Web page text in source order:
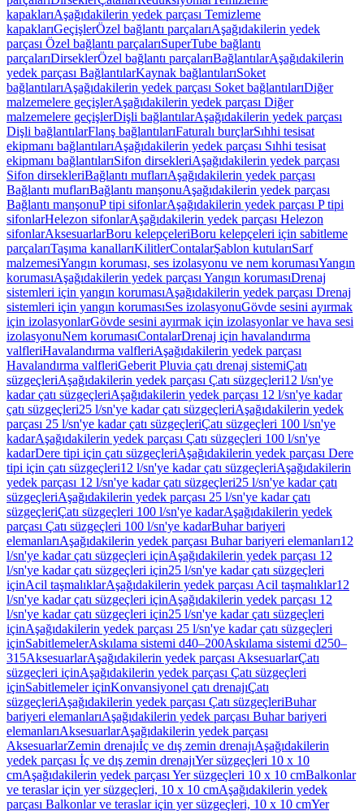
kapaklarıAşağıdakilerin yedek parçası Temizleme
kapaklarıGeçişlerÖzel bağlantı parçalarıAşağıdakilerin yedek
parçası Özel bağlantı parçalarıSuperTube bağlantı
parçalarıDirseklerÖzel bağlantı parçalarıBağlantılarAşağıdakilerin
yedek parçası BağlantılarKaynak bağlantılarıSoket
bağlantılarıAşağıdakilerin yedek parçası Soket bağlantılarıDiğer
malzemelere geçişlerAşağıdakilerin yedek parçası Diğer
malzemelere geçişlerDişli bağlantılarAşağıdakilerin yedek parçası
Dişli bağlantılarFlanş bağlantılarıFaturalı burçlarSıhhi tesisat
ekipmanı bağlantılarıAşağıdakilerin yedek parçası Sıhhi tesisat
ekipmanı bağlantılarıSifon dirsekleriAşağıdakilerin yedek parçası
Sifon dirsekleriBağlantı muflarıAşağıdakilerin yedek parçası
Bağlantı muflarıBağlantı manşonuAşağıdakilerin yedek parçası
Bağlantı manşonuP tipi sifonlarAşağıdakilerin yedek parçası P tipi
sifonlarHelezon sifonlarAşağıdakilerin yedek parçası Helezon
sifonlarAksesuarlarBoru kelepçeleriBoru kelepçeleri için sabitleme
parçalarıTaşıma kanallarıKilitlerContalarŞablon kutularıSarf
malzemesiYangın koruması, ses izolasyonu ve nem korumasıYangın
korumasıAşağıdakilerin yedek parçası Yangın korumasıDrenaj
sistemleri için yangın korumasıAşağıdakilerin yedek parçası Drenaj
sistemleri için yangın korumasıSes izolasyonuGövde sesini ayırmak
için izolasyonlarGövde sesini ayırmak için izolasyonlar ve hava sesi
izolasyonuNem korumasıContalarDrenaj için havalandırma
valfleriHavalandırma valfleriAşağıdakilerin yedek parçası
Havalandırma valfleriGeberit Pluvia çatı drenaj sistemiÇatı
süzgeçleriAşağıdakilerin yedek parçası Çatı süzgeçleri12 l/sn'ye
kadar çatı süzgeçleriAşağıdakilerin yedek parçası 12 l/sn'ye kadar
çatı süzgeçleri25 l/sn'ye kadar çatı süzgeçleriAşağıdakilerin yedek
parçası 25 l/sn'ye kadar çatı süzgeçleriÇatı süzgeçleri 100 l/sn'ye
kadarAşağıdakilerin yedek parçası Çatı süzgeçleri 100 l/sn'ye
kadarDere tipi için çatı süzgeçleriAşağıdakilerin yedek parçası Dere
tipi için çatı süzgeçleri12 l/sn'ye kadar çatı süzgeçleriAşağıdakilerin
yedek parçası 12 l/sn'ye kadar çatı süzgeçleri25 l/sn'ye kadar çatı
süzgeçleriAşağıdakilerin yedek parçası 25 l/sn'ye kadar çatı
süzgeçleriÇatı süzgeçleri 100 l/sn'ye kadarAşağıdakilerin yedek
parçası Çatı süzgeçleri 100 l/sn'ye kadarBuhar bariyeri
elemanlarıAşağıdakilerin yedek parçası Buhar bariyeri elemanları12
l/sn'ye kadar çatı süzgeçleri içinAşağıdakilerin yedek parçası 12
l/sn'ye kadar çatı süzgeçleri için25 l/sn'ye kadar çatı süzgeçleri
içinAcil taşmalıklarAşağıdakilerin yedek parçası Acil taşmalıklar12
l/sn'ye kadar çatı süzgeçleri içinAşağıdakilerin yedek parçası 12
l/sn'ye kadar çatı süzgeçleri için25 l/sn'ye kadar çatı süzgeçleri
içinAşağıdakilerin yedek parçası 25 l/sn'ye kadar çatı süzgeçleri
içinSabitlemelerAskılama sistemi d40–200Askılama sistemi d250–
315AksesuarlarAşağıdakilerin yedek parçası AksesuarlarÇatı
süzgeçleri içinAşağıdakilerin yedek parçası Çatı süzgeçleri
içinSabitlemeler içinKonvansiyonel çatı drenajıÇatı
süzgeçleriAşağıdakilerin yedek parçası Çatı süzgeçleriBuhar
bariyeri elemanlarıAşağıdakilerin yedek parçası Buhar bariyeri
elemanlarıAksesuarlarAşağıdakilerin yedek parçası
AksesuarlarZemin drenajıİç ve dış zemin drenajıAşağıdakilerin
yedek parçası İç ve dış zemin drenajıYer süzgeçleri 10 x 10
cmAşağıdakilerin yedek parçası Yer süzgeçleri 10 x 10 cmBalkonlar
ve teraslar için yer süzgeçleri, 10 x 10 cmAşağıdakilerin yedek
parçası Balkonlar ve teraslar için yer süzgeçleri, 10 x 10 cmYer